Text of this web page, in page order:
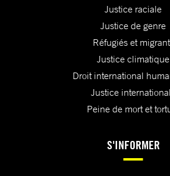
Justice raciale
Justice de genre
Réfugiés et
Justice climatique
Droit international
Justice
Peine de mort et
S'INFORMER